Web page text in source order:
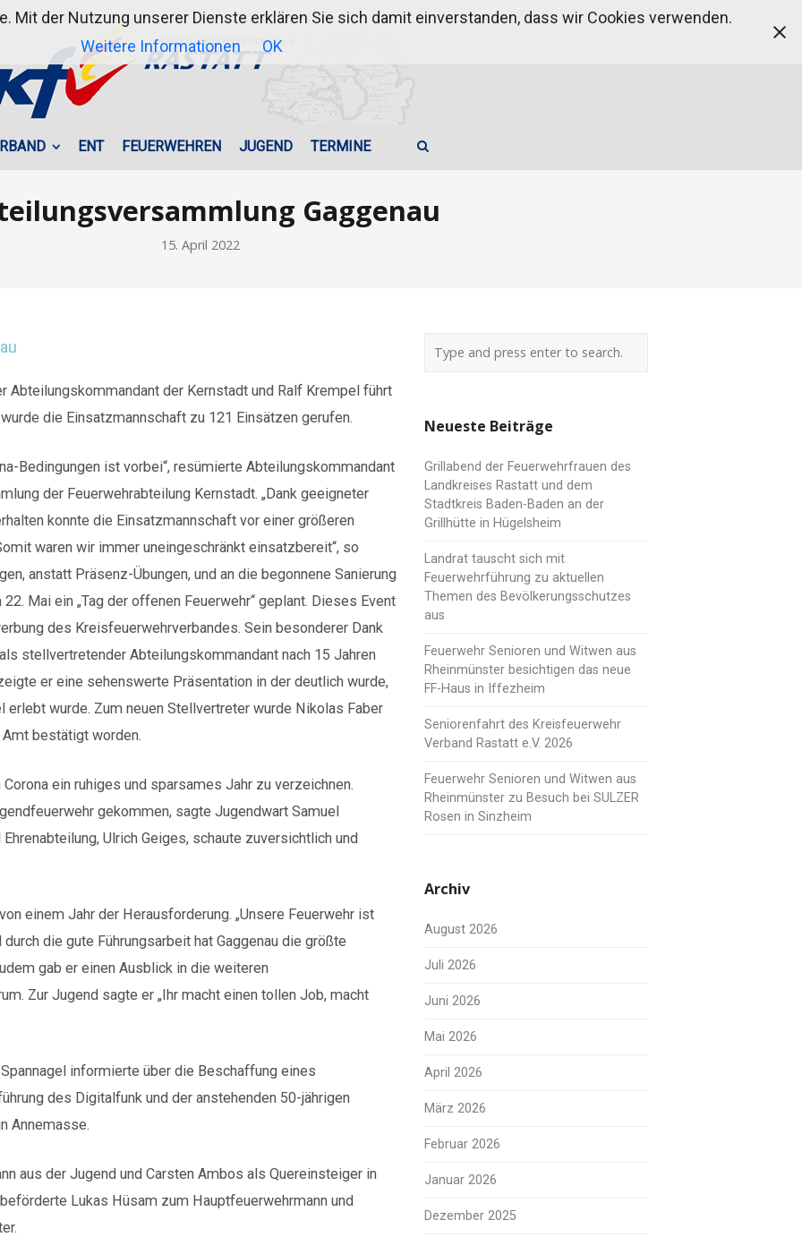
ENT FEUERWEHREN JUGEND TERMINE
Gaggenau
15. April 2022
Abteilungskommandant der Kernstadt und Ralf Krempel führt
die Einsatzmannschaft zu 121 Einsätzen gerufen.
Bedingungen ist vorbei“, resümierte Abteilungskommandant
der Feuerwehrabteilung Kernstadt. „Dank geeigneter
konnte die Einsatzmannschaft vor einer größeren
waren wir immer uneingeschränkt einsatzbereit“, so
anstatt Präsenz-Übungen, und an die begonnene Sanierung
Mai ein „Tag der offenen Feuerwehr“ geplant. Dieses Event
des Kreisfeuerwehrverbandes. Sein besonderer Dank
stellvertretender Abteilungskommandant nach 15 Jahren
er eine sehenswerte Präsentation in der deutlich wurde,
wurde. Zum neuen Stellvertreter wurde Nikolas Faber
bestätigt worden.
ein ruhiges und sparsames Jahr zu verzeichnen.
gekommen, sagte Jugendwart Samuel
Ulrich Geiges, schaute zuversichtlich und
einem Jahr der Herausforderung. „Unsere Feuerwehr ist
die gute Führungsarbeit hat Gaggenau die größte
gab er einen Ausblick in die weiteren
Zur Jugend sagte er „Ihr macht einen tollen Job, macht
informierte über die Beschaffung eines
des Digitalfunk und der anstehenden 50-jährigen
Annemasse.
aus der Jugend und Carsten Ambos als Quereinsteiger in
Lukas Hüsam zum Hauptfeuerwehrmann und
Neueste Beiträge
Grillabend der Feuerwehrfrauen des
Landkreises Rastatt und dem
Stadtkreis Baden-Baden an der
Grillhütte in Hügelsheim
Landrat tauscht sich mit
Feuerwehrführung zu aktuellen
Themen des Bevölkerungsschutzes
aus
Feuerwehr Senioren und Witwen aus
Rheinmünster besichtigen das neue
FF-Haus in Iffezheim
Seniorenfahrt des Kreisfeuerwehr
Verband Rastatt e.V. 2026
Feuerwehr Senioren und Witwen aus
Rheinmünster zu Besuch bei SULZER
Rosen in Sinzheim
Archiv
August 2026
Juli 2026
Juni 2026
Mai 2026
April 2026
März 2026
Februar 2026
Januar 2026
Dezember 2025
Mit der Nutzung unserer Dienste erklären Sie sich damit einverstanden, dass wir Cookies verwenden.
Weitere Informationen
OK